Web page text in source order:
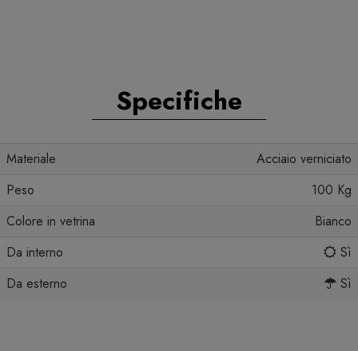
Specifiche
Materiale
Acciaio verniciato
Peso
100 Kg
Colore in vetrina
Bianco
Da interno
Sì
Da esterno
Sì